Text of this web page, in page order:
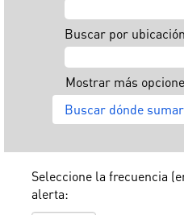
Buscar por ubicación
Mostrar más
Seleccione la frecuencia
alerta: